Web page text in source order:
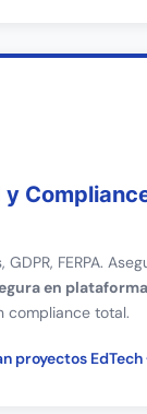
y
FERPA.
en
compliance total.
proyectos EdTech